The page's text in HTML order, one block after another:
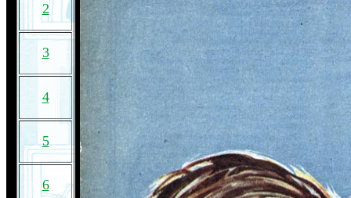
2
3
4
5
6